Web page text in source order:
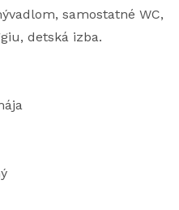
samostatné WC,
detská izba.